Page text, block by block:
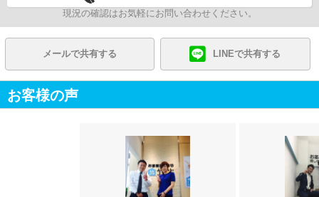
現況の確認はお気軽にお問い合わせください。
メールで共有する LINEで共有する
お客様の声